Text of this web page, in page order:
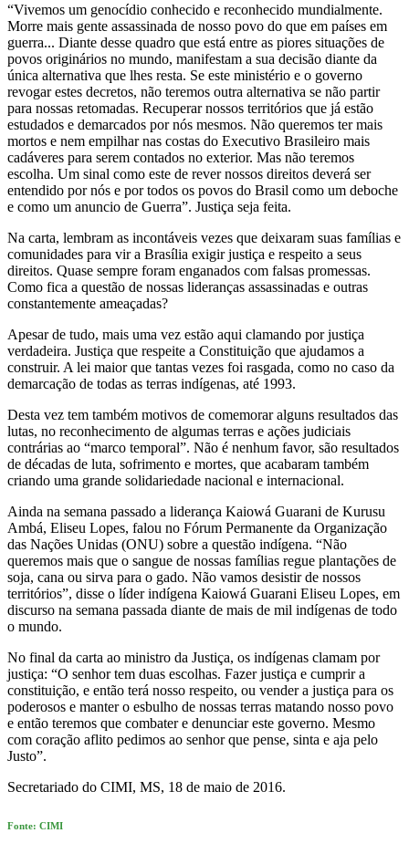
“Vivemos um genocídio conhecido e reconhecido mundialmente.
Morre mais gente assassinada de nosso povo do que em países em
guerra... Diante desse quadro que está entre as piores situações de
povos originários no mundo, manifestam a sua decisão diante da
única alternativa que lhes resta. Se este ministério e o governo
revogar estes decretos, não teremos outra alternativa se não partir
para nossas retomadas. Recuperar nossos territórios que já estão
estudados e demarcados por nós mesmos. Não queremos ter mais
mortos e nem empilhar nas costas do Executivo Brasileiro mais
cadáveres para serem contados no exterior. Mas não teremos
escolha. Um sinal como este de rever nossos direitos deverá ser
entendido por nós e por todos os povos do Brasil como um deboche
e como um anuncio de Guerra”. Justiça seja feita.
Na carta, lembram as incontáveis vezes que deixaram suas famílias e
comunidades para vir a Brasília exigir justiça e respeito a seus
direitos. Quase sempre foram enganados com falsas promessas.
Como fica a questão de nossas lideranças assassinadas e outras
constantemente ameaçadas?
Apesar de tudo, mais uma vez estão aqui clamando por justiça
verdadeira. Justiça que respeite a Constituição que ajudamos a
construir. A lei maior que tantas vezes foi rasgada, como no caso da
demarcação de todas as terras indígenas, até 1993.
Desta vez tem também motivos de comemorar alguns resultados das
lutas, no reconhecimento de algumas terras e ações judiciais
contrárias ao “marco temporal”. Não é nenhum favor, são resultados
de décadas de luta, sofrimento e mortes, que acabaram também
criando uma grande solidariedade nacional e internacional.
Ainda na semana passado a liderança Kaiowá Guarani de Kurusu
Ambá, Eliseu Lopes, falou no Fórum Permanente da Organização
das Nações Unidas (ONU) sobre a questão indígena. “Não
queremos mais que o sangue de nossas famílias regue plantações de
soja, cana ou sirva para o gado. Não vamos desistir de nossos
territórios”, disse o líder indígena Kaiowá Guarani Eliseu Lopes, em
discurso na semana passada diante de mais de mil indígenas de todo
o mundo.
No final da carta ao ministro da Justiça, os indígenas clamam por
justiça: “O senhor tem duas escolhas. Fazer justiça e cumprir a
constituição, e então terá nosso respeito, ou vender a justiça para os
poderosos e manter o esbulho de nossas terras matando nosso povo
e então teremos que combater e denunciar este governo. Mesmo
com coração aflito pedimos ao senhor que pense, sinta e aja pelo
Justo”.
Secretariado do CIMI, MS, 18 de maio de 2016.
Fonte: CIMI